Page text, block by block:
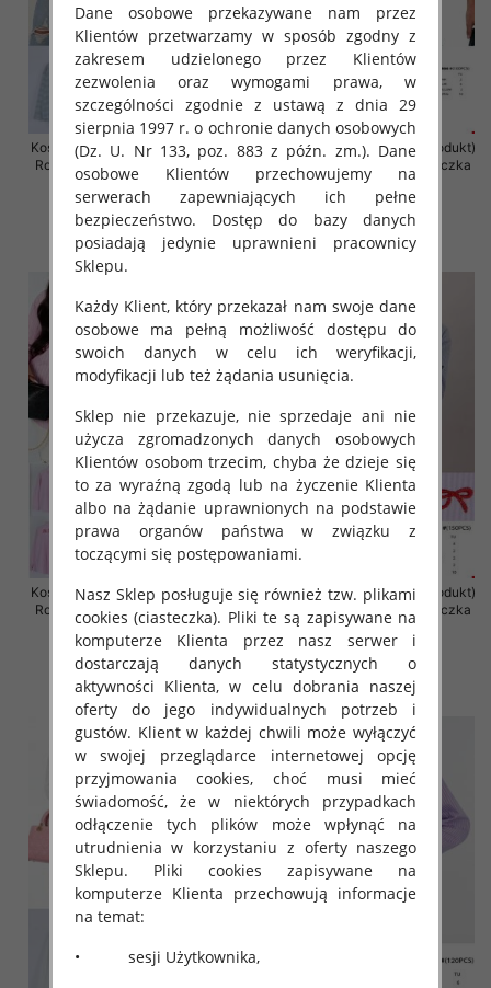
Koszula damska (Francja produkt)
Roz Standard, Mix Kolor .Paczka
10 szt
50.00 zł
szczegóły
Koszula damska (Francja produkt)
Roz Standard, Mix Kolor .Paczka
10 szt
50.00 zł
szczegóły
Koszula damska (Francja produkt)
Roz Standard, Mix Kolor .Paczka
10 szt
50.00 zł
szczegóły
Koszula damska (Francja produkt)
Roz Standard, Mix Kolor .Paczka
10 szt
50.00 zł
szczegóły
Dane osobowe przekazywane nam przez
Klientów przetwarzamy w sposób zgodny z
zakresem udzielonego przez Klientów
zezwolenia oraz wymogami prawa, w
szczególności zgodnie z ustawą z dnia 29
sierpnia 1997 r. o ochronie danych osobowych
(Dz. U. Nr 133, poz. 883 z późn. zm.). Dane
osobowe Klientów przechowujemy na
serwerach zapewniających ich pełne
bezpieczeństwo. Dostęp do bazy danych
posiadają jedynie uprawnieni pracownicy
Sklepu.
Każdy Klient, który przekazał nam swoje dane
osobowe ma pełną możliwość dostępu do
swoich danych w celu ich weryfikacji,
modyfikacji lub też żądania usunięcia.
Sklep nie przekazuje, nie sprzedaje ani nie
użycza zgromadzonych danych osobowych
Klientów osobom trzecim, chyba że dzieje się
to za wyraźną zgodą lub na życzenie Klienta
albo na żądanie uprawnionych na podstawie
prawa organów państwa w związku z
toczącymi się postępowaniami.
Nasz Sklep posługuje się również tzw. plikami
cookies (ciasteczka). Pliki te są zapisywane na
komputerze Klienta przez nasz serwer i
dostarczają danych statystycznych o
aktywności Klienta, w celu dobrania naszej
oferty do jego indywidualnych potrzeb i
gustów. Klient w każdej chwili może wyłączyć
w swojej przeglądarce internetowej opcję
przyjmowania cookies, choć musi mieć
świadomość, że w niektórych przypadkach
odłączenie tych plików może wpłynąć na
utrudnienia w korzystaniu z oferty naszego
Sklepu. Pliki cookies zapisywane na
komputerze Klienta przechowują informacje
na temat:
• sesji Użytkownika,